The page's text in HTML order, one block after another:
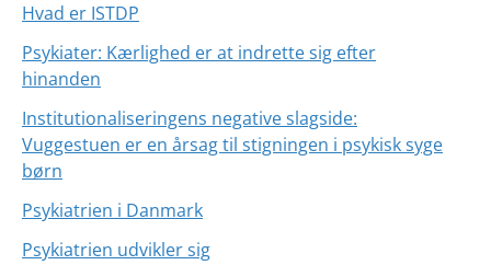
Hvad er ISTDP
Psykiater: Kærlighed er at indrette sig efter
hinanden
Institutionaliseringens negative slagside:
Vuggestuen er en årsag til stigningen i psykisk syge
børn
Psykiatrien i Danmark
Psykiatrien udvikler sig